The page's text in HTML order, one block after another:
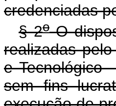
credenciadas
§ 2oO
realizadas
e Tecnológico
sem fins